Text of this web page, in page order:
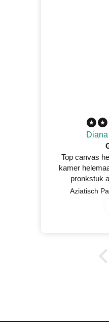
Top canvas
kamer
pronkstuk
Aziatisch